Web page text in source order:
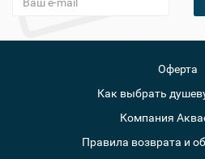
Оферта
Как выбрать
Компания
Правила возврата и